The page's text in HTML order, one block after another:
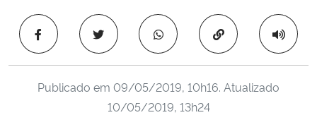
Ministério do Turismo
Ministério do Desenvolvimento Regional
Copiar para área
Publicado em 09/05/2019, 10h16. Atualizado
10/05/2019, 13h24